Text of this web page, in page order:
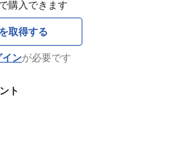
で購入できます
取得する
インが必要です
ト